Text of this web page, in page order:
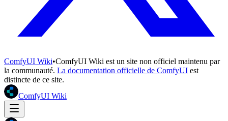
ComfyUI Wiki•ComfyUI Wiki est un site non officiel maintenu par
la communauté. La documentation officielle de ComfyUI est
distincte de ce site.
ComfyUI Wiki